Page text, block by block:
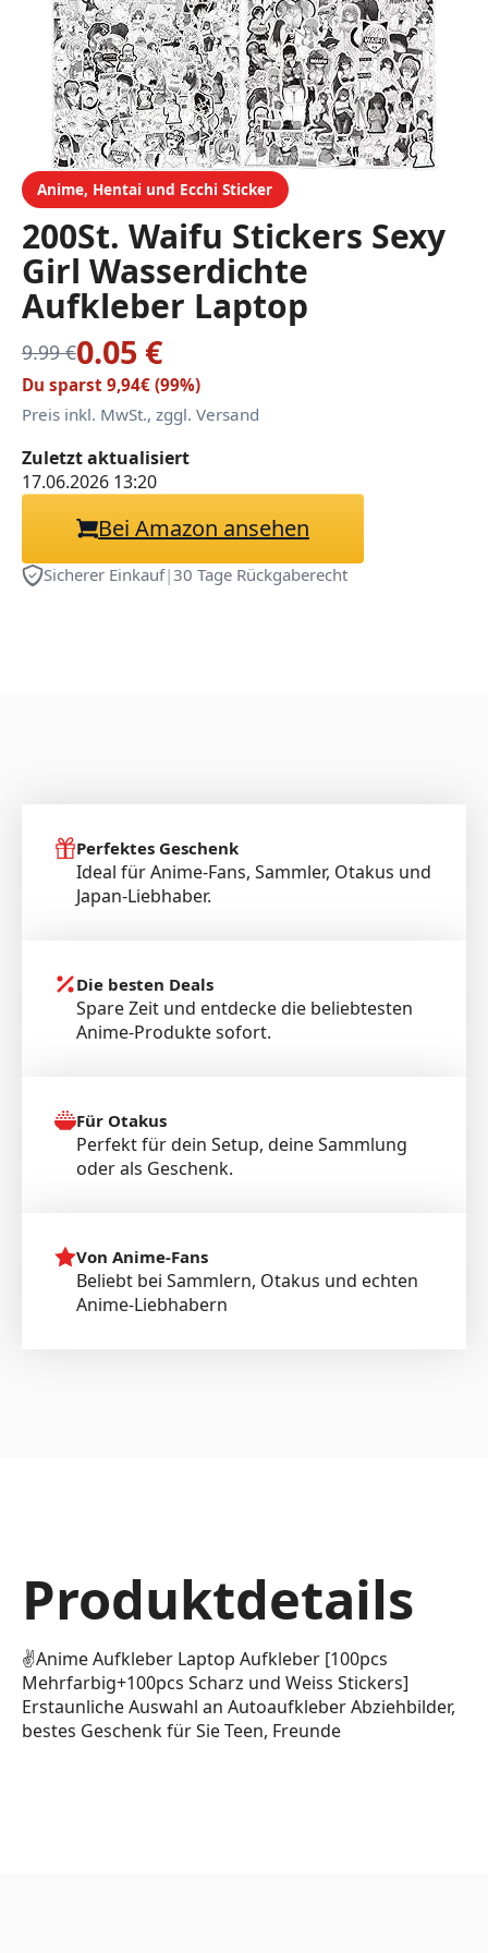
Anime, Hentai und Ecchi Sticker
200St. Waifu Stickers Sexy
Girl Wasserdichte
Aufkleber Laptop
Reisetasche Auto
Skateboard Motorrad
Fahrrad Gepäck Gitarre
Fahrrad（Mehrfarbig,
Schwarz und Weiss）
9.99 €0.05 €
Du sparst 9,94€ (99%)
Preis inkl. MwSt., zggl. Versand
Zuletzt aktualisiert
17.06.2026 13:20
Bei Amazon ansehen
Sicherer Einkauf|30 Tage Rückgaberecht
Perfektes Geschenk
Ideal für Anime-Fans, Sammler, Otakus und
Japan-Liebhaber.
Die besten Deals
Spare Zeit und entdecke die beliebtesten
Anime-Produkte sofort.
Für Otakus
Perfekt für dein Setup, deine Sammlung
oder als Geschenk.
Von Anime-Fans
Beliebt bei Sammlern, Otakus und echten
Anime-Liebhabern
Produktdetails
✌Anime Aufkleber Laptop Aufkleber [100pcs
Mehrfarbig+100pcs Scharz und Weiss Stickers]
Erstaunliche Auswahl an Autoaufkleber Abziehbilder,
bestes Geschenk für Sie Teen, Freunde